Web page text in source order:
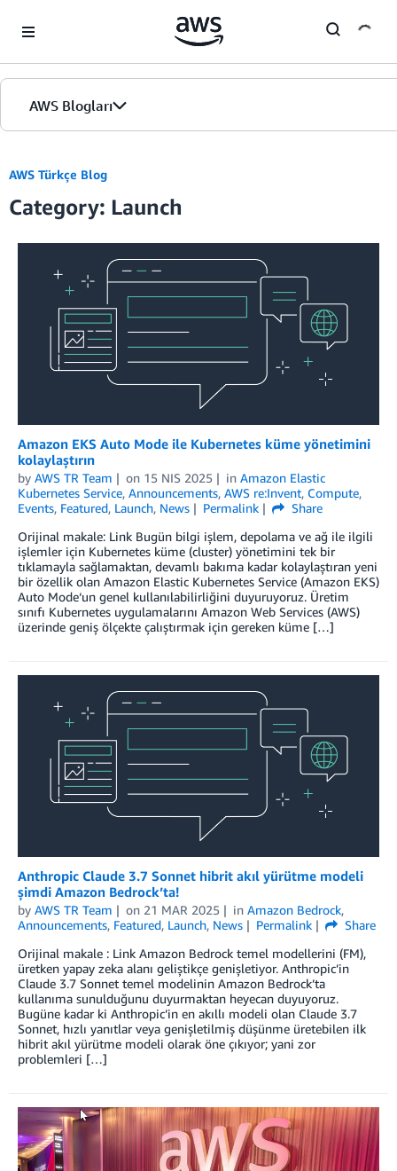
AWS Blogları
Sürümler
AWS Türkçe Blog
Category: Launch
Amazon EKS Auto Mode ile Kubernetes küme yönetimini
kolaylaştırın
by AWS TR Team on 15 NIS 2025 in Amazon Elastic
Kubernetes Service, Announcements, AWS re:Invent, Compute,
Events, Featured, Launch, News Permalink
Share
Orijinal makale: Link Bugün bilgi işlem, depolama ve ağ ile ilgili
işlemler için Kubernetes küme (cluster) yönetimini tek bir
tıklamayla sağlamaktan, devamlı bakıma kadar kolaylaştıran yeni
bir özellik olan Amazon Elastic Kubernetes Service (Amazon EKS)
Auto Mode‘un genel kullanılabilirliğini duyuruyoruz. Üretim
sınıfı Kubernetes uygulamalarını Amazon Web Services (AWS)
üzerinde geniş ölçekte çalıştırmak için gereken küme […]
Anthropic Claude 3.7 Sonnet hibrit akıl yürütme modeli
şimdi Amazon Bedrock’ta!
by AWS TR Team on 21 MAR 2025 in Amazon Bedrock,
Announcements, Featured, Launch, News Permalink
Share
Orijinal makale : Link Amazon Bedrock temel modellerini (FM),
üretken yapay zeka alanı geliştikçe genişletiyor. Anthropic’in
Claude 3.7 Sonnet temel modelinin Amazon Bedrock’ta
kullanıma sunulduğunu duyurmaktan heyecan duyuyoruz.
Bugüne kadar ki Anthropic’in en akıllı modeli olan Claude 3.7
Sonnet, hızlı yanıtlar veya genişletilmiş düşünme üretebilen ilk
hibrit akıl yürütme modeli olarak öne çıkıyor; yani zor
problemleri […]